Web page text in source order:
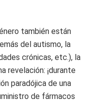
también están
del autismo, la
crónicas, etc.), la
revelación: ¡durante
paradójica de una
de fármacos